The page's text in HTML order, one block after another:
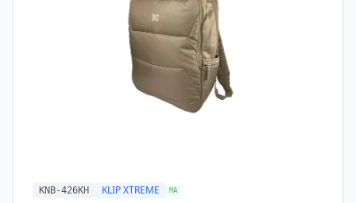
KNB-426KH KLIP XTREME MA